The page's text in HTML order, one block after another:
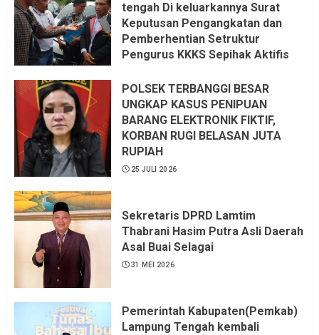
tengah Di keluarkannya Surat
Keputusan Pengangkatan dan
Pemberhentian Setruktur
Pengurus KKKS Sepihak Aktifis
Sangat menantang Aturan dan
Dapat saya pastikan penuh Unsur
KKN, dan Unsur Politik.
6 AGUSTUS 2026
POLSEK TERBANGGI BESAR
UNGKAP KASUS PENIPUAN
BARANG ELEKTRONIK FIKTIF,
KORBAN RUGI BELASAN JUTA
RUPIAH
25 JULI 2026
Sekretaris DPRD Lamtim
Thabrani Hasim Putra Asli Daerah
Asal Buai Selagai
31 MEI 2026
Pemerintah Kabupaten(Pemkab)
Lampung Tengah kembali